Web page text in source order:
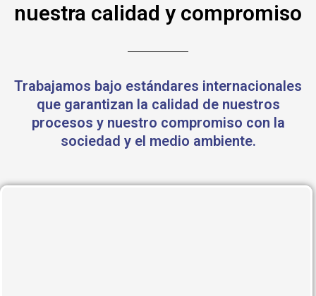
nuestra calidad y compromiso
Trabajamos bajo estándares internacionales
que garantizan la calidad de nuestros
procesos y nuestro compromiso con la
sociedad y el medio ambiente.